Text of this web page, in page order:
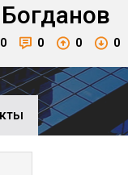
Богданов
0 0 0 0